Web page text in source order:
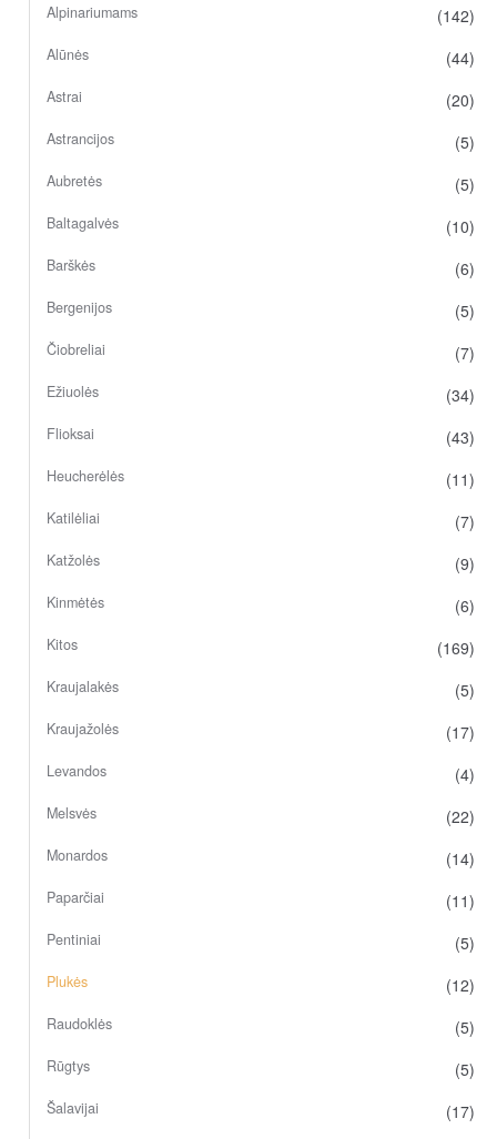
Alpinariumams (142)
Alūnės (44)
Astrai (20)
Astrancijos (5)
Aubretės (5)
Baltagalvės (10)
Barškės (6)
Bergenijos (5)
Čiobreliai (7)
Ežiuolės (34)
Flioksai (43)
Heucherėlės (11)
Katilėliai (7)
Katžolės (9)
Kinmėtės (6)
Kitos (169)
Kraujalakės (5)
Kraujažolės (17)
Levandos (4)
Melsvės (22)
Monardos (14)
Paparčiai (11)
Pentiniai (5)
Plukės (12)
Raudoklės (5)
Rūgtys (5)
Šalavijai (17)